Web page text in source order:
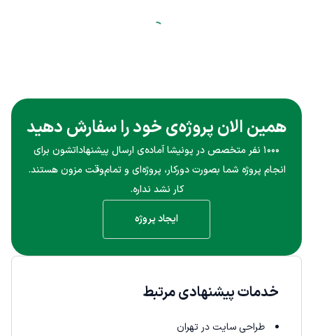
همین الان پروژه‌ی خود را سفارش دهید
۱۰۰۰ نفر متخصص در پونیشا آماده‌ی ارسال پیشنهاداتشون برای
انجام پروژه شما بصورت دورکار، پروژه‌ای و تمام‌وقت مزون هستند.
کار نشد نداره.
ایجاد پروژه
خدمات پیشنهادی مرتبط
طراحی سایت در تهران